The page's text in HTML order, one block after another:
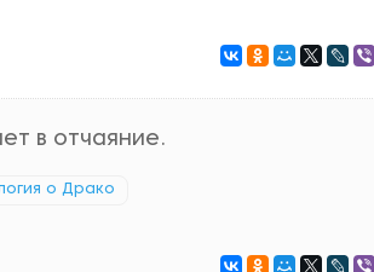
в отчаяние.
о Драко